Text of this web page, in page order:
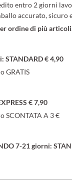
entro 2 giorni
accurato, sicuro
ordine di più
STANDARD € 4,90
GRATIS
€ 7,90
SCONTATA A 3 €
7-21 giorni: